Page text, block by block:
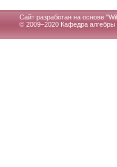
Сайт разработан на основе "
© 2009–2020 Кафедра